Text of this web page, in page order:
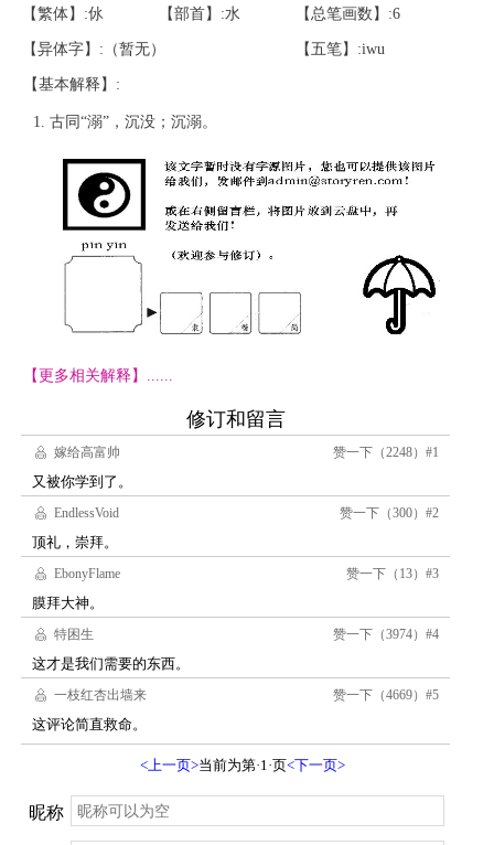
【繁体】:㲻 【部首】:水 【总笔画数】:6
【异体字】:（暂无） 【五笔】:iwu
【基本解释】:
古同“溺”，沉没；沉溺。
【更多相关解释】......